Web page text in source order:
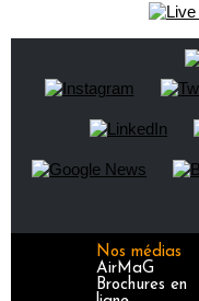
Nos médias
AirMaG
Brochures en